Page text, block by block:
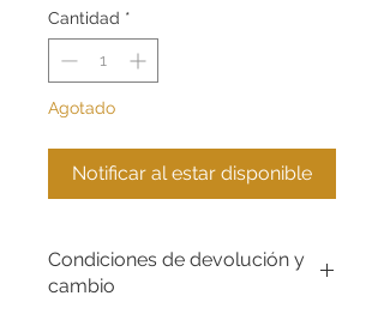
Cantidad *
Agotado
Notificar al estar disponible
Condiciones de devolución y
cambio